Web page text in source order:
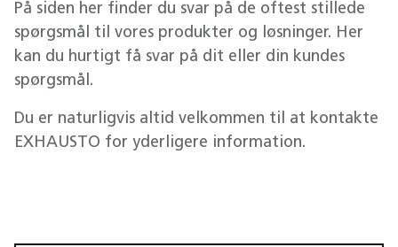
På siden her finder du svar på de oftest stillede
spørgsmål til vores produkter og løsninger. Her
kan du hurtigt få svar på dit eller din kundes
spørgsmål.
Du er naturligvis altid velkommen til at kontakte
EXHAUSTO for yderligere information.